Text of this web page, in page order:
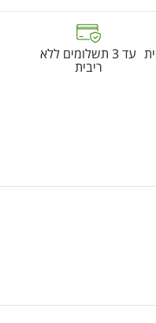
עד 3 תשלומים ללא
ריבית